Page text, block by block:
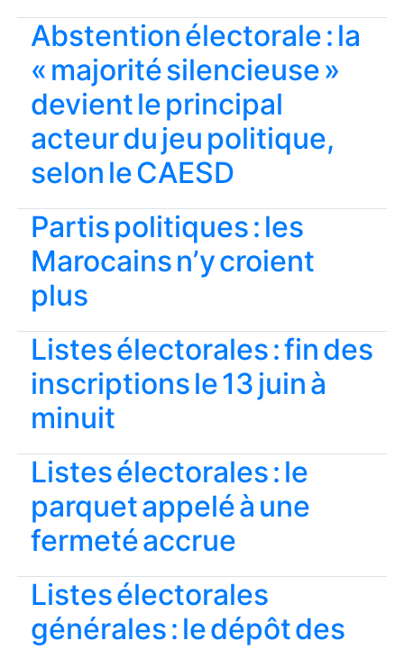
Abstention électorale : la
« majorité silencieuse »
devient le principal
acteur du jeu politique,
selon le CAESD
Partis politiques : les
Marocains n’y croient
plus
Listes électorales : fin des
inscriptions le 13 juin à
minuit
Listes électorales : le
parquet appelé à une
fermeté accrue
Listes électorales
générales : le dépôt des